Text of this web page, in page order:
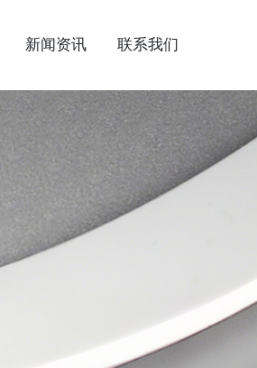
新闻资讯 联系我们